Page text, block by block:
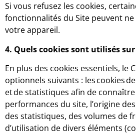
Si vous refusez les cookies,
fonctionnalités du Site peuvent
votre appareil.
4. Quels cookies sont utilisés sur
En plus des cookies essentiels, le
optionnels suivants : les cookies
et de statistiques afin de
performances du site, l’origine
des statistiques, des volumes de
d’utilisation de divers éléments